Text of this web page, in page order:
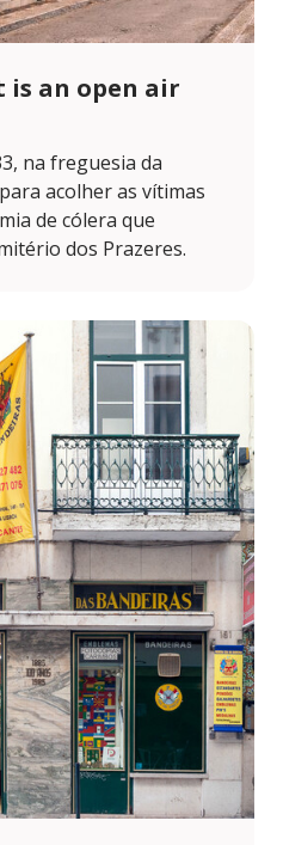
is an open air
na freguesia da
acolher as vítimas
de cólera que
dos Prazeres.